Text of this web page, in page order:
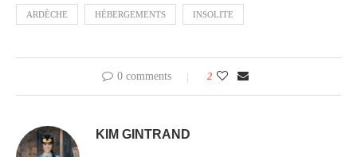
ARDÈCHE HÉBERGEMENTS INSOLITE
0 comments 2
KIM GINTRAND